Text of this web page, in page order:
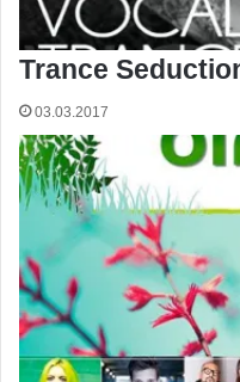
Trance
03.03.2017